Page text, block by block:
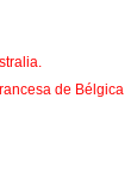
de Bélgica